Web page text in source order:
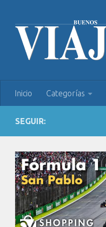
Inicio Categorías
SEGUIR: